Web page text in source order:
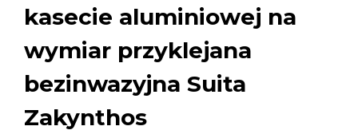
kasecie aluminiowej na
wymiar przyklejana
bezinwazyjna Suita
Zakynthos